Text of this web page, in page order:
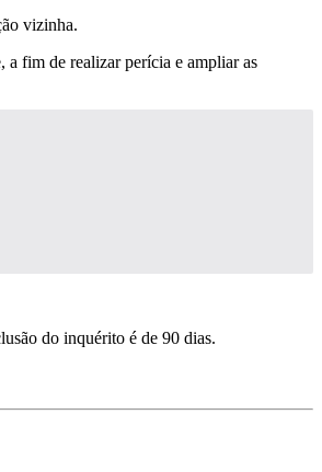
vizinha.
a fim de realizar perícia e ampliar as
do inquérito é de 90 dias.